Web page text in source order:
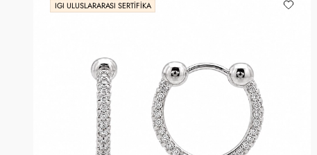
IGI ULUSLARARASI SERTIFIKA